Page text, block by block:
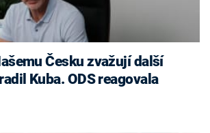
Kuba. ODS reagovala